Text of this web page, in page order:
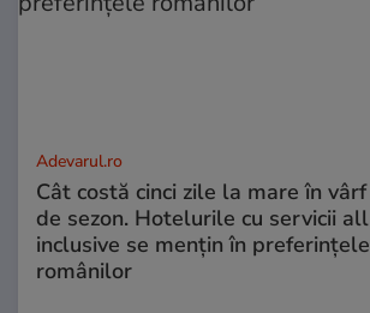
Adevarul.ro
Cât costă cinci zile la mare în vârf
de sezon. Hotelurile cu servicii all
inclusive se mențin în preferințele
românilor